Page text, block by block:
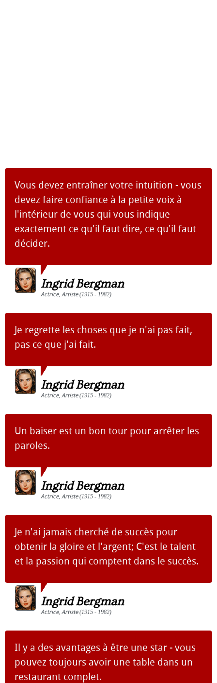
Vous devez entraîner votre intuition - vous
devez faire confiance à la petite voix à
l'intérieur de vous qui vous indique
exactement ce qu'il faut dire, ce qu'il faut
décider.
Ingrid Bergman
Actrice, Artiste(1915 - 1982)
Je regrette les choses que je n'ai pas fait,
pas ce que j'ai fait.
Ingrid Bergman
Actrice, Artiste(1915 - 1982)
Un baiser est un bon tour pour arrêter les
paroles.
Ingrid Bergman
Actrice, Artiste(1915 - 1982)
Je n'ai jamais cherché de succès pour
obtenir la gloire et l'argent; C'est le talent
et la passion qui comptent dans le succès.
Ingrid Bergman
Actrice, Artiste(1915 - 1982)
Il y a des avantages à être une star - vous
pouvez toujours avoir une table dans un
restaurant complet.